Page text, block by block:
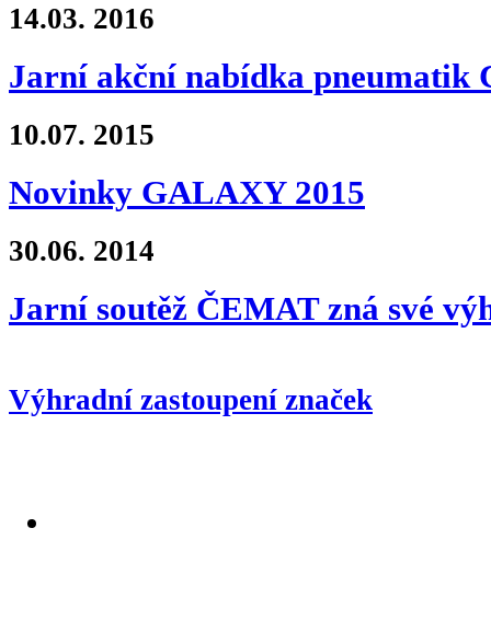
14.03. 2016
Jarní akční nabídka pneumatik
10.07. 2015
Novinky GALAXY 2015
30.06. 2014
Jarní soutěž ČEMAT zná své
Výhradní zastoupení značek